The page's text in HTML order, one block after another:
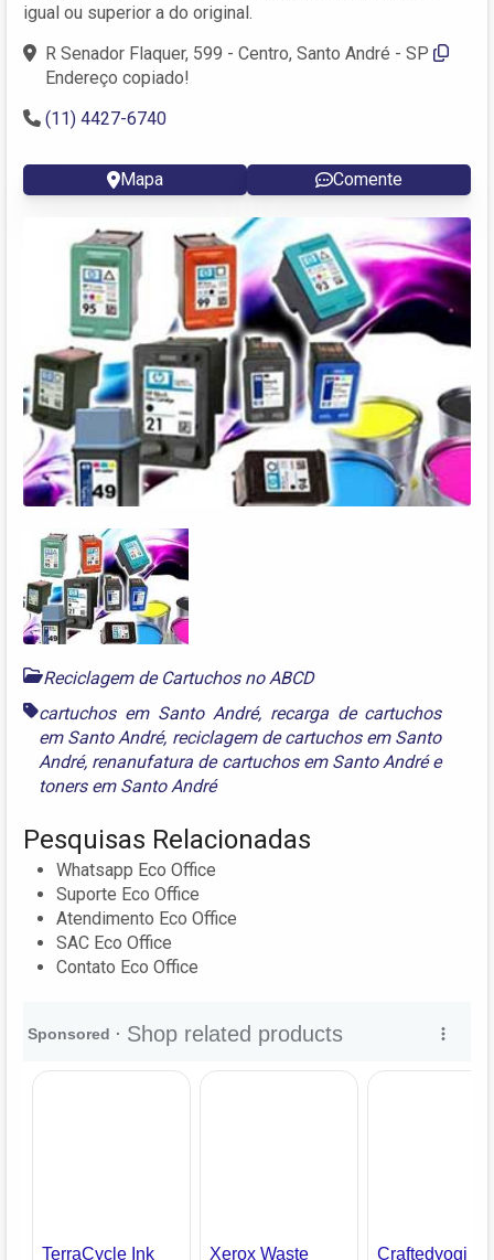
igual ou superior a do original.
R Senador Flaquer, 599 - Centro, Santo André - SP
Endereço copiado!
(11) 4427-6740
Mapa Comente
Reciclagem de Cartuchos no ABCD
cartuchos em Santo André, recarga de cartuchos
em Santo André, reciclagem de cartuchos em Santo
André, renanufatura de cartuchos em Santo Andrée
toners em Santo André
Pesquisas Relacionadas
Whatsapp Eco Office
Suporte Eco Office
Atendimento Eco Office
SAC Eco Office
Contato Eco Office